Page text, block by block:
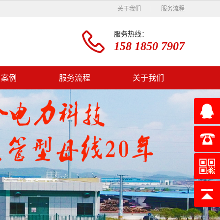
关于我们 服务流程
服务热线：
158 1850 7907
例 服务流程 关于我们